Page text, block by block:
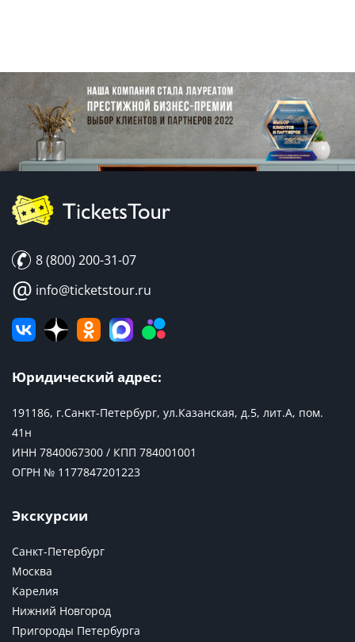
8 (800) 200-31-07
@ info@ticketstour.ru
Юридический адрес:
191186, г.Санкт-Петербург, ул.Казанская, д.5, лит.А, пом.
41н
ИНН 7840067300 / КПП 784001001
ОГРН № 1177847201223
Экскурсии
Санкт-Петербург
Москва
Карелия
Нижний Новгород
Пригороды Петербурга